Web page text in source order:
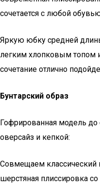
сочетается с любой
Яркую юбку средней
легким хлопковым топом
сочетание отлично
Бунтарский образ
Гофрированная модель
оверсайз и кепкой:
Совмещаем классический
шерстяная плиссировка